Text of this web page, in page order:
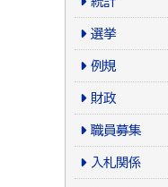
選挙
例規
財政
職員募集
入札関係